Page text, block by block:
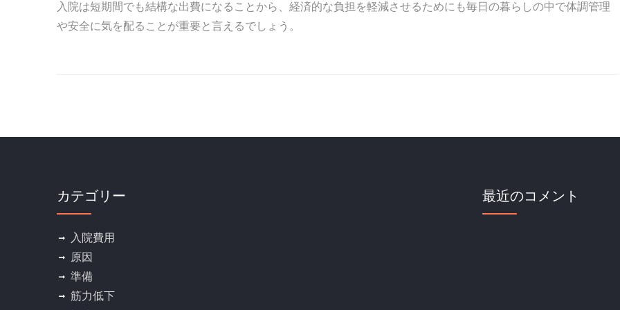
入院は短期間でも結構な出費になることから、経済的な負担を軽減させるためにも毎日の暮らしの中で体調管理
や安全に気を配ることが重要と言えるでしょう。
カテゴリー
入院費用
原因
準備
筋力低下
最近のコメント